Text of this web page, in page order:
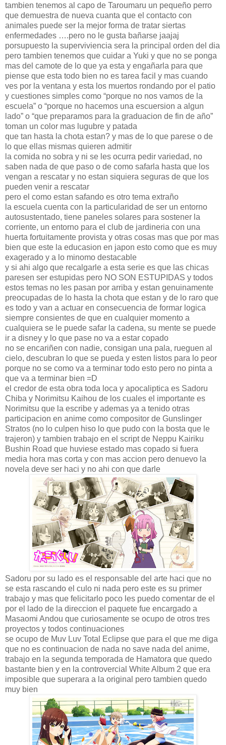
tambien tenemos al capo de Taroumaru un pequeño perro
que demuestra de nueva cuanta que el contacto con
animales puede ser la mejor forma de tratar siertas
enfermedades ….pero no le gusta bañarse jaajaj
porsupuesto la superviviencia sera la principal orden del dia
pero tambien tenemos que cuidar a Yuki y que no se ponga
mas del camote de lo que ya esta y engañarla para que
piense que esta todo bien no es tarea facil y mas cuando
ves por la ventana y esta los muertos rondando por el patio
y cuestiones simples como “porque no nos vamos de la
escuela” o “porque no hacemos una escuersion a algun
lado” o “que preparamos para la graduacion de fin de año”
toman un color mas lugubre y patada
que tan hasta la chota estan? y mas de lo que parese o de
lo que ellas mismas quieren admitir
la comida no sobra y ni se les ocurra pedir variedad, no
saben nada de que paso o de como safarla hasta que los
vengan a rescatar y no estan siquiera seguras de que los
pueden venir a rescatar
pero el como estan safando es otro tema extraño
la escuela cuenta con la particularidad de ser un entorno
autosustentado, tiene paneles solares para sostener la
corriente, un entorno para el club de jardineria con una
huerta fortuitamente provista y otras cosas mas que por mas
bien que este la educasion en japon esto como que es muy
exagerado y a lo minomo destacable
y si ahi algo que recalgarle a esta serie es que las chicas
paresen ser estupidas pero NO SON ESTUPIDAS y todos
estos temas no les pasan por arriba y estan genuinamente
preocupadas de lo hasta la chota que estan y de lo raro que
es todo y van a actuar en consecuencia de formar logica
siempre consientes de que en cualquier momento a
cualquiera se le puede safar la cadena, su mente se puede
ir a disney y lo que pase no va a estar copado
no se encariñen con nadie, consigan una pala, rueguen al
cielo, descubran lo que se pueda y esten listos para lo peor
porque no se como va a terminar todo esto pero no pinta a
que va a terminar bien =D
el credor de esta obra toda loca y apocaliptica es Sadoru
Chiba y Norimitsu Kaihou de los cuales el importante es
Norimitsu que la escribe y ademas ya a tenido otras
participacion en anime como compositor de Gunslinger
Stratos (no lo culpen hiso lo que pudo con la bosta que le
trajeron) y tambien trabajo en el script de Neppu Kairiku
Bushin Road que huviese estado mas copado si fuera
media hora mas corta y con mas accion pero denuevo la
novela deve ser haci y no ahi con que darle
Sadoru por su lado es el responsable del arte haci que no
se esta rascando el culo ni nada pero este es su primer
trabajo y mas que felicitarlo poco les puedo comentar de el
por el lado de la direccion el paquete fue encargado a
Masaomi Andou que curiosamente se ocupo de otros tres
proyectos y todos continuaciones
se ocupo de Muv Luv Total Eclipse que para el que me diga
que no es continuacion de nada no save nada del anime,
trabajo en la segunda temporada de Hamatora que quedo
bastante bien y en la controvercial White Album 2 que era
imposible que superara a la original pero tambien quedo
muy bien